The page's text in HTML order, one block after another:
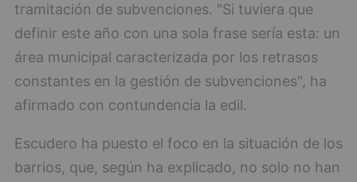
tramitación de subvenciones. "Si tuviera que
definir este año con una sola frase sería esta: un
área municipal caracterizada por los retrasos
constantes en la gestión de subvenciones", ha
afirmado con contundencia la edil.
Escudero ha puesto el foco en la situación de los
barrios, que, según ha explicado, no solo no han